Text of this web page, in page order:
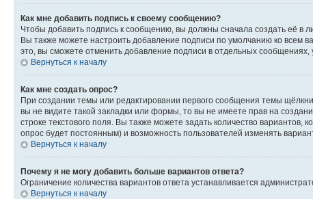
Как мне добавить подпись к своему сообщению?
Чтобы добавить подпись к сообщению, вы должны сначала создать её в
Вы также можете настроить добавление подписи по умолчанию ко
это, вы сможете отменить добавление подписи в отдельных сообщениях,
Вернуться к началу
Как мне создать опрос?
При создании темы или редактировании первого сообщения темы
вы не видите такой закладки или формы, то вы не имеете прав на
строке текстового поля. Вы также можете задать количество
опрос будет постоянным) и возможность пользователей изменять
Вернуться к началу
Почему я не могу добавить больше вариантов ответа?
Ограничение количества вариантов ответа устанавливается
Вернуться к началу